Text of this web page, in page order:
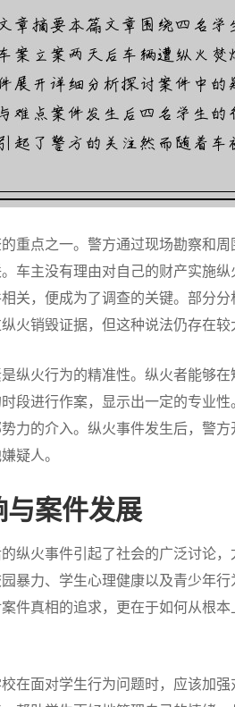
重点之一。警方通过现场勘察和
车主没有理由对自己的财产实施
关，便成为了调查的关键。部分
火销毁证据，但这种说法仍存在较
纵火行为的精准性。纵火者能够
段进行作案，显示出一定的专业
力的介入。纵火事件发生后，警
疑人。
案件发展
纵火事件引起了社会的广泛讨论，
暴力、学生心理健康以及青少年
件真相的追求，更在于如何从根
在面对学生行为问题时，应该加